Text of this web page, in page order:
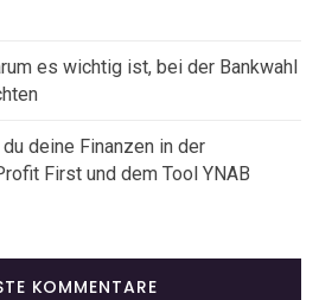
es wichtig ist, bei der Bankwahl
deine Finanzen in der
First und dem Tool YNAB
KOMMENTARE